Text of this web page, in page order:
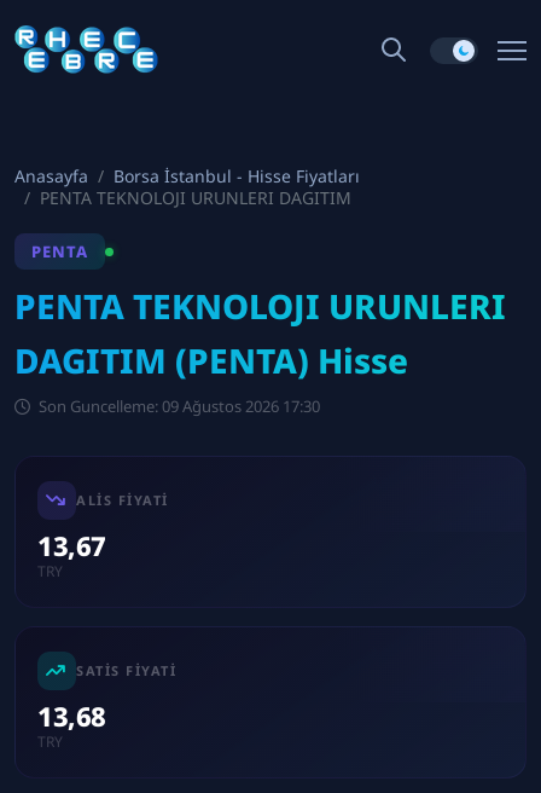
Anasayfa
Borsa İstanbul - Hisse Fiyatları
PENTA TEKNOLOJI URUNLERI DAGITIM
PENTA
PENTA TEKNOLOJI URUNLERI
DAGITIM (PENTA) Hisse
Son Guncelleme: 09 Ağustos 2026 17:30
ALIS FIYATI
13,67
TRY
SATIS FIYATI
13,68
TRY